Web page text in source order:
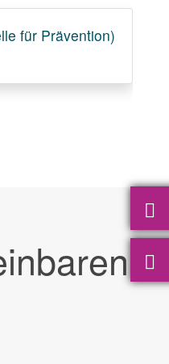
für Prävention)